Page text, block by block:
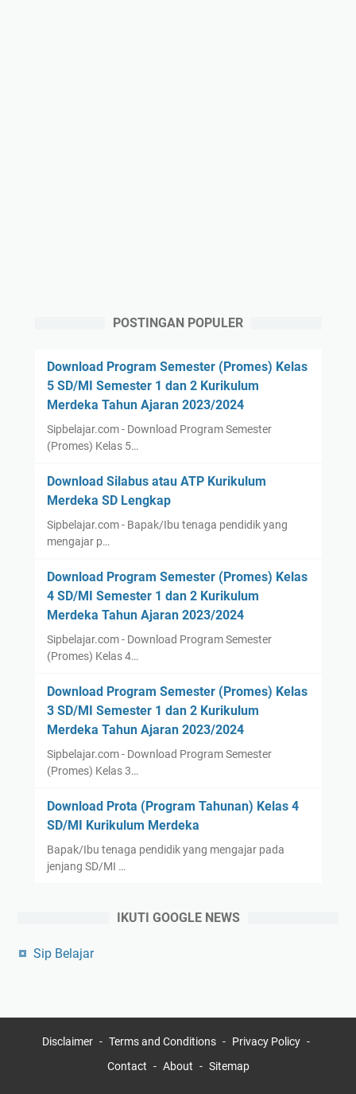
POSTINGAN POPULER
Download Program Semester (Promes) Kelas
5 SD/MI Semester 1 dan 2 Kurikulum
Merdeka Tahun Ajaran 2023/2024
Sipbelajar.com - Download Program Semester
(Promes) Kelas 5…
Download Silabus atau ATP Kurikulum
Merdeka SD Lengkap
Sipbelajar.com - Bapak/Ibu tenaga pendidik yang
mengajar p…
Download Program Semester (Promes) Kelas
4 SD/MI Semester 1 dan 2 Kurikulum
Merdeka Tahun Ajaran 2023/2024
Sipbelajar.com - Download Program Semester
(Promes) Kelas 4…
Download Program Semester (Promes) Kelas
3 SD/MI Semester 1 dan 2 Kurikulum
Merdeka Tahun Ajaran 2023/2024
Sipbelajar.com - Download Program Semester
(Promes) Kelas 3…
Download Prota (Program Tahunan) Kelas 4
SD/MI Kurikulum Merdeka
Bapak/Ibu tenaga pendidik yang mengajar pada
jenjang SD/MI …
IKUTI GOOGLE NEWS
Sip Belajar
Disclaimer Terms and Conditions
Privacy Policy
Contact
About Sitemap